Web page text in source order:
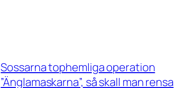
Sossarna tophemliga operation
”Änglamaskarna”, så skall man rensa